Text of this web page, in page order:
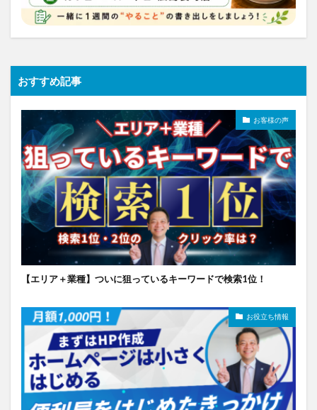
おすすめ記事
お客様の声
【エリア＋業種】ついに狙っているキーワードで検索1位！
お役立ち情報